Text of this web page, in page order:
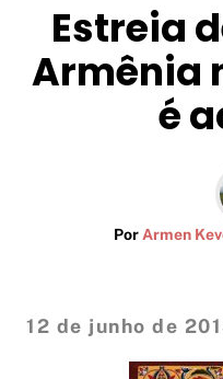
Estreia
Armênia
é
PorArmen
12 de junho de